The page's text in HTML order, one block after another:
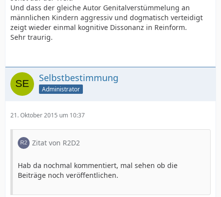
Und dass der gleiche Autor Genitalverstümmelung an
männlichen Kindern aggressiv und dogmatisch verteidigt
zeigt wieder einmal kognitive Dissonanz in Reinform.
Sehr traurig.
Selbstbestimmung
Administrator
21. Oktober 2015 um 10:37
Zitat von R2D2
Hab da nochmal kommentiert, mal sehen ob die
Beiträge noch veröffentlichen.